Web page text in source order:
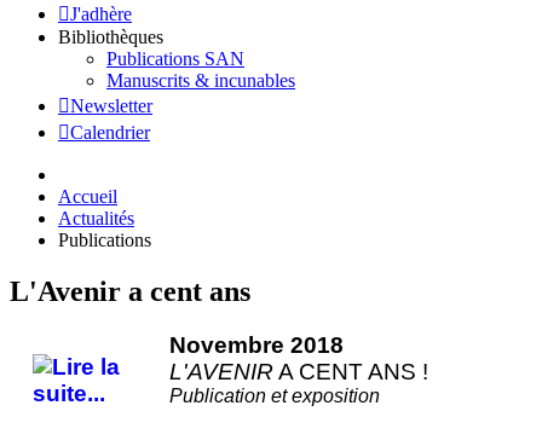
J'adhère
Bibliothèques
Publications SAN
Manuscrits & incunables
Newsletter
Calendrier
Accueil
Actualités
Publications
L'Avenir a cent ans
Novembre 2018
L'AVENIRA CENT ANS !
Publication et exposition